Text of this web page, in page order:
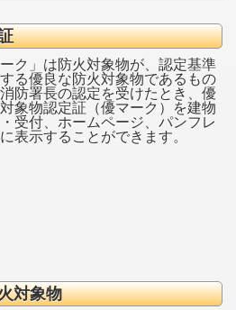
ーク」は防火対象物が、認定基準
る優良な防火対象物であるもの
防署長の認定を受けたとき、優
象物認定証（優マーク）を建物
受付、ホームページ、パンフレ
表示することができます。
対象物